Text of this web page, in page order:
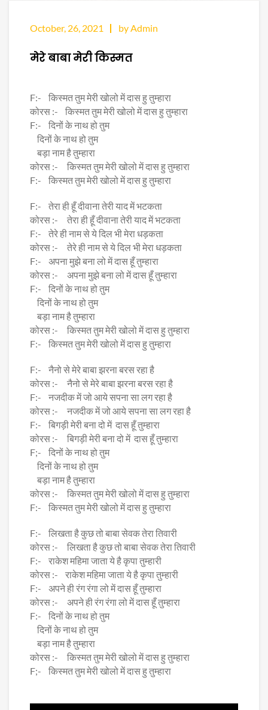
October, 26, 2021 by Admin
मेरे बाबा मेरी किस्मत
F:- किस्मत तुम मेरी खोलो में दास हु तुम्हारा
कोरस :- किस्मत तुम मेरी खोलो में दास हु तुम्हारा
F:- दिनों के नाथ हो तुम
दिनों के नाथ हो तुम
बड़ा नाम है तुम्हारा
कोरस :- किस्मत तुम मेरी खोलो में दास हु तुम्हारा
F:- किस्मत तुम मेरी खोलो में दास हु तुम्हारा
F:- तेरा ही हूँ दीवाना तेरी याद में भटकता
कोरस :- तेरा ही हूँ दीवाना तेरी याद में भटकता
F:- तेरे ही नाम से ये दिल भी मेरा धड़कता
कोरस :- तेरे ही नाम से ये दिल भी मेरा धड़कता
F:- अपना मुझे बना लो में दास हूँ तुम्हारा
कोरस :- अपना मुझे बना लो में दास हूँ तुम्हारा
F:- दिनों के नाथ हो तुम
दिनों के नाथ हो तुम
बड़ा नाम है तुम्हारा
कोरस :- किस्मत तुम मेरी खोलो में दास हु तुम्हारा
F:- किस्मत तुम मेरी खोलो में दास हु तुम्हारा
F:- नैनो से मेरे बाबा झरना बरस रहा है
कोरस :- नैनो से मेरे बाबा झरना बरस रहा है
F:- नजदीक में जो आये सपना सा लग रहा है
कोरस :- नजदीक में जो आये सपना सा लग रहा है
F:- बिगड़ी मेरी बना दो में दास हूँ तुम्हारा
कोरस :- बिगड़ी मेरी बना दो में दास हूँ तुम्हारा
F;- दिनों के नाथ हो तुम
दिनों के नाथ हो तुम
बड़ा नाम है तुम्हारा
कोरस :- किस्मत तुम मेरी खोलो में दास हु तुम्हारा
F:- किस्मत तुम मेरी खोलो में दास हु तुम्हारा
F:- लिखता है कुछ तो बाबा सेवक तेरा तिवारी
कोरस :- लिखता है कुछ तो बाबा सेवक तेरा तिवारी
F:- राकेश महिमा जाता ये है कृपा तुम्हारी
कोरस :- राकेश महिमा जाता ये है कृपा तुम्हारी
F:- अपने ही रंग रंगा लो में दास हूँ तुम्हारा
कोरस :- अपने ही रंग रंगा लो में दास हूँ तुम्हारा
F:- दिनों के नाथ हो तुम
दिनों के नाथ हो तुम
बड़ा नाम है तुम्हारा
कोरस :- किस्मत तुम मेरी खोलो में दास हु तुम्हारा
F;- किस्मत तुम मेरी खोलो में दास हु तुम्हारा